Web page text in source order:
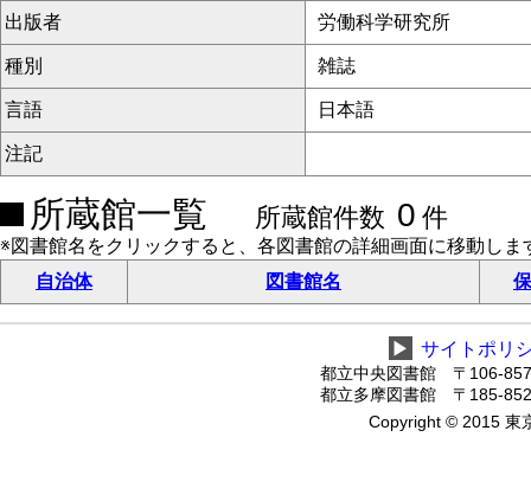
出版者 労働科学研究所
種別 雑誌
言語 日本語
注記
所蔵館一覧 所蔵館件数 0 件
※図書館名をクリックすると、各図書館の詳細画面に移動しま
自治体
図書館名
▶ サイトポリ
都立中央図書館 〒106-
都立多摩図書館 〒185-
Copyright © 2015 東